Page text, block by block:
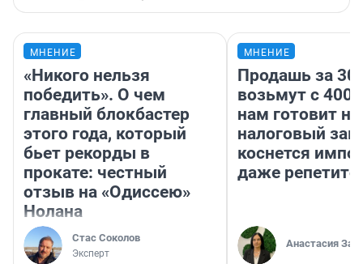
МНЕНИЕ
«Никого нельзя
победить». О чем
главный блокбастер
этого года, который
бьет рекорды в
прокате: честный
отзыв на «Одиссею»
Нолана
Стас Соколов
Эксперт
МНЕНИЕ
Продашь за
возьмут с
нам готовит
налоговый
коснется
даже
Анастасия